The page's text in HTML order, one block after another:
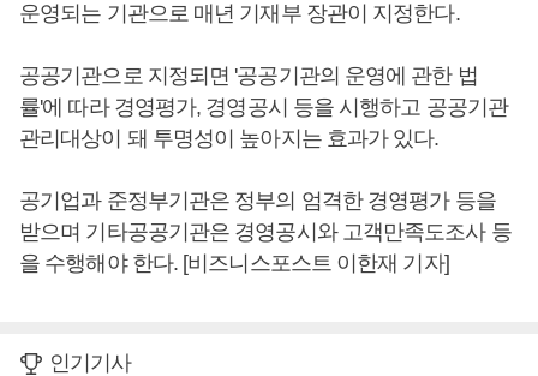
운영되는 기관으로 매년 기재부 장관이 지정한다.
공공기관으로 지정되면 '공공기관의 운영에 관한 법
률'에 따라 경영평가, 경영공시 등을 시행하고 공공기관
관리대상이 돼 투명성이 높아지는 효과가 있다.
공기업과 준정부기관은 정부의 엄격한 경영평가 등을
받으며 기타공공기관은 경영공시와 고객만족도조사 등
을 수행해야 한다. [비즈니스포스트 이한재 기자]
인기기사